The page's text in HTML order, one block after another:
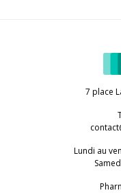
7 place
contact
Lundi au